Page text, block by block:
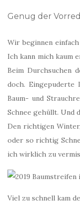
Genug der
Wir beginnen
Ich kann mich kaum
Beim Durchsuchen
doch. Eingepuderte
Baum- und
Schnee gehüllt. Und
Den richtigen
oder so richtig
ich wirklich zu
Viel zu schnell kam